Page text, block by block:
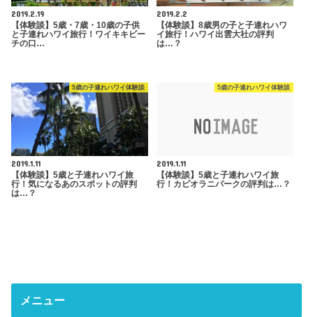
2019.2.19
【体験談】5歳・7歳・10歳の子供
と子連れハワイ旅行！ワイキキビー
チの口…
2019.2.2
【体験談】8歳男の子と子連れハワ
イ旅行！ハワイ出雲大社の評判
は…？
5歳の子連れハワイ体験談
2019.1.11
【体験談】5歳と子連れハワイ旅
行！気になるあのスポットの評判
は…？
5歳の子連れハワイ体験談
2019.1.11
【体験談】5歳と子連れハワイ旅
行！カピオラニパークの評判は…？
メニュー